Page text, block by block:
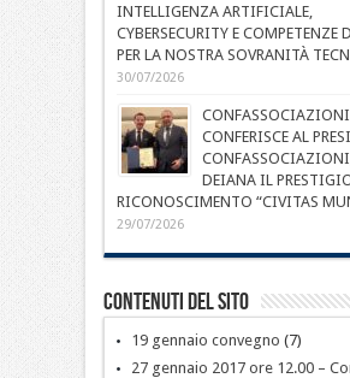
INTELLIGENZA ARTIFICIALE,
CYBERSECURITY E COMPETENZE
PER LA NOSTRA SOVRANITÀ
30/07/2026
CONFERISCE AL
DEIANA IL
RICONOSCIMENTO “CIVITAS
29/07/2026
Contenuti del sito
19 gennaio convegno (7)
27 gennaio 2017 ore 12.00 –